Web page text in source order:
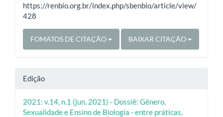
https://renbio.org.br/index.php/sbenbio/article/view/
428
FOMATOS DE CITAÇÃO BAIXAR CITAÇÃO
Edição
2021: v.14, n.1 (jun. 2021) - Dossiê: Gênero,
Sexualidade e Ensino de Biologia - entre práticas,